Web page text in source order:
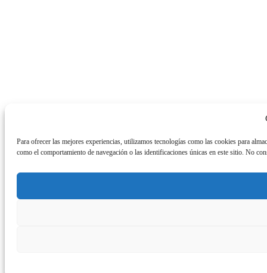
Para ofrecer las mejores experiencias, utilizamos tecnologías como las cookies para
como el comportamiento de navegación o las identificaciones únicas en este sitio. No